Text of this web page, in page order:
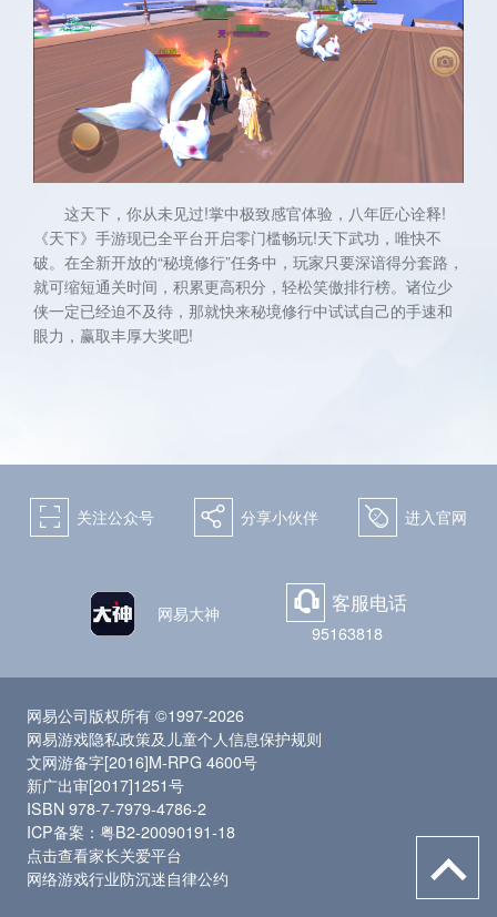
这天下，你从未见过!掌中极致感官体验，八年匠心诠释!
《天下》手游现已全平台开启零门槛畅玩!天下武功，唯快不
破。在全新开放的“秘境修行”任务中，玩家只要深谙得分套路，
就可缩短通关时间，积累更高积分，轻松笑傲排行榜。诸位少
侠一定已经迫不及待，那就快来秘境修行中试试自己的手速和
眼力，赢取丰厚大奖吧!
򰀁 关注公众号 򰀂 分享小伙伴 򰀄 进入官网
网易大神 򰀃 客服电话
95163818
网易公司版权所有 ©1997-2026
网易游戏隐私政策及儿童个人信息保护规则
文网游备字[2016]M-RPG 4600号
新广出审[2017]1251号
ISBN 978-7-7979-4786-2
ICP备案：粤B2-20090191-18
点击查看家长关爱平台
网络游戏行业防沉迷自律公约